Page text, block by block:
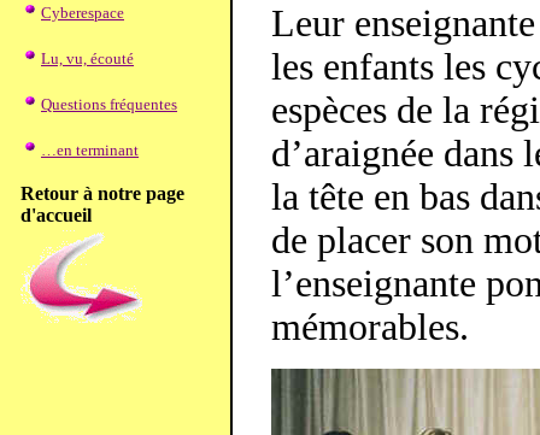
Cyberespace
Lu, vu, écouté
Questions fréquentes
…en terminant
Retour à notre page
d'accueil
Leur
les enfants les
espèces de la
d’araignée dans
la tête en bas
de placer son
l’enseignante
mémorables.